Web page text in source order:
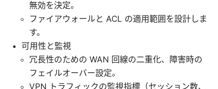
無効を決定。
ファイアウォールと ACL の適用範囲を設計しま
す。
可用性と監視
冗長性のための WAN 回線の二重化、障害時の
フェイルオーバー設定。
VPN トラフィックの監視指標（セッション数、